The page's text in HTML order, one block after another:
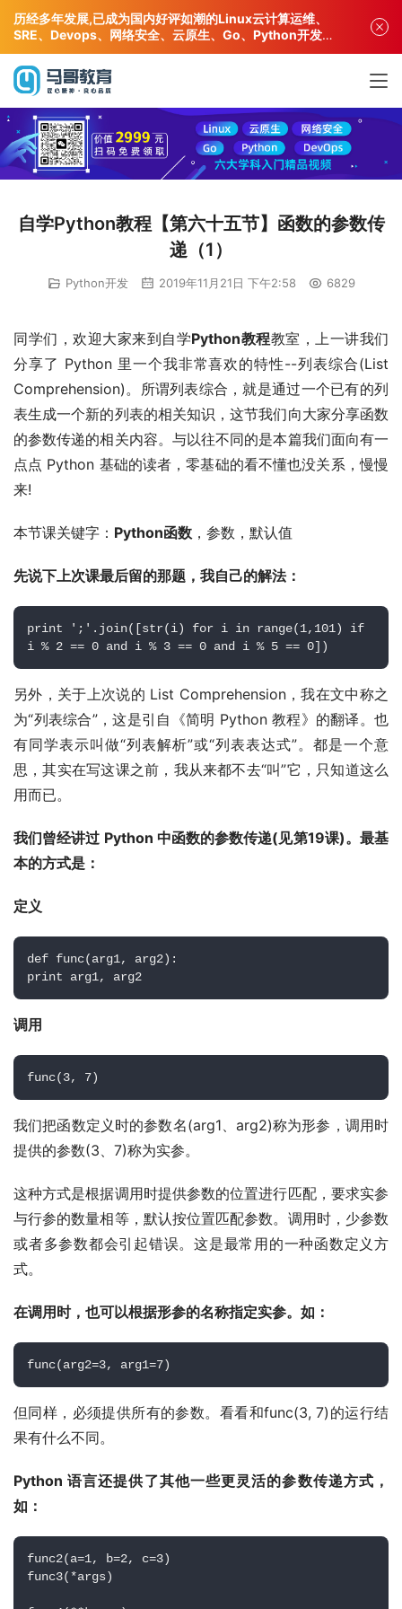
自学Python教程【第六十五节】函数的参数传
递（1）
Python开发 2019年11月21日 下午2:58 6829
同学们，欢迎大家来到自学Python教程教室，上一讲我们
分享了 Python 里一个我非常喜欢的特性--列表综合(List
Comprehension)。所谓列表综合，就是通过一个已有的列
表生成一个新的列表的相关知识，这节我们向大家分享函数
的参数传递的相关内容。与以往不同的是本篇我们面向有一
点点 Python 基础的读者，零基础的看不懂也没关系，慢慢
来!
本节课关键字： Python函数 ，参数，默认值
先说下上次课最后留的那题，我自己的解法：
print ';'.join([str(i) for i in range(1,101) if
i % 2 == 0 and i % 3 == 0 and i % 5 == 0])
另外，关于上次说的 List Comprehension，我在文中称之
为“列表综合”，这是引自《简明 Python 教程》的翻译。也
有同学表示叫做“列表解析”或“列表表达式”。都是一个意
思，其实在写这课之前，我从来都不去“叫”它，只知道这么
用而已。
我们曾经讲过 Python 中函数的参数传递(见第19课)。最基
本的方式是：
定义
def func(arg1, arg2):
print arg1, arg2
调用
func(3, 7)
我们把函数定义时的参数名(arg1、arg2)称为形参，调用时
提供的参数(3、7)称为实参。
这种方式是根据调用时提供参数的位置进行匹配，要求实参
与行参的数量相等，默认按位置匹配参数。调用时，少参数
或者多参数都会引起错误。这是最常用的一种函数定义方
式。
在调用时，也可以根据形参的名称指定实参。如：
func(arg2=3, arg1=7)
但同样，必须提供所有的参数。看看和func(3, 7)的运行结
果有什么不同。
Python 语言还提供了其他一些更灵活的参数传递方式，
如：
func2(a=1, b=2, c=3)
func3(*args)
历经多年发展,已成为国内好评如潮的Linux云计算运维、
SRE、Devops、网络安全、云原生、Go、Python开发专
业人才培训机构!